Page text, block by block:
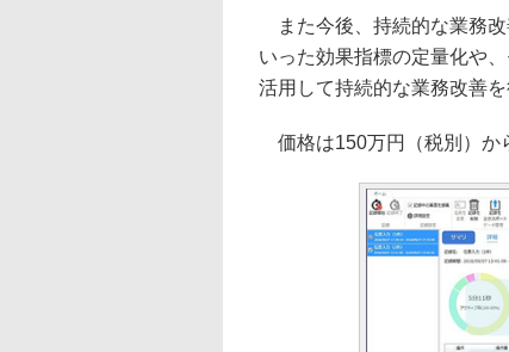
また今後、持続的な業務改
いった効果指標の定量化や
活用して持続的な業務改善
価格は150万円（税別）か